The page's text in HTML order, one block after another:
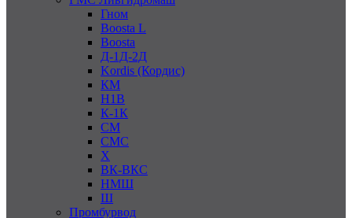
Гном
Boosta L
Boosta
Д-1Д-2Д
Kordis (Кордис)
КМ
Н1В
К-1К
СМ
СМС
Х
ВК-ВКС
НМШ
Ш
Промбурвод